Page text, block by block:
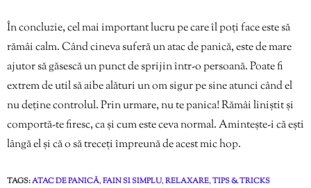
În concluzie, cel mai important lucru pe care îl poți face este să
rămâi calm. Când cineva suferă un atac de panică, este de mare
ajutor să găsescă un punct de sprijin într-o persoană. Poate fi
extrem de util să aibe alături un om sigur pe sine atunci când el
nu deține controlul. Prin urmare, nu te panica! Rămâi liniștit și
comportă-te firesc, ca și cum este ceva normal. Amintește-i că ești
lângă el și că o să treceți împreună de acest mic hop.
TAGS:ATAC DE PANICĂ,FAIN SI SIMPLU,RELAXARE,TIPS & TRICKS